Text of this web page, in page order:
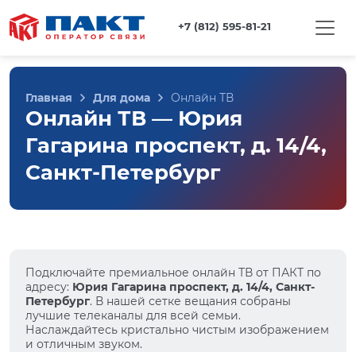
+7 (812) 595-81-21
Главная Для дома Онлайн ТВ
Онлайн ТВ — Юрия
Гагарина проспект, д. 14/4,
Санкт-Петербург
Подключайте премиальное онлайн ТВ от ПАКТ по
адресу: Юрия Гагарина проспект, д. 14/4, Санкт-
Петербург. В нашей сетке вещания собраны
лучшие телеканалы для всей семьи.
Наслаждайтесь кристально чистым изображением
и отличным звуком.